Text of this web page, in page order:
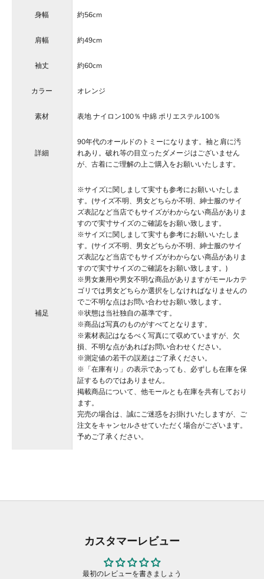
身幅 約56cm
肩幅 約49cm
袖丈 約60cm
カラー オレンジ
素材 表地 ナイロン100％ 中綿 ポリエステル100％
詳細
90年代のオールドのトミーになります。袖と肩に汚
れあり。破れ等の目立ったダメージはございません
が、古着にご理解の上ご購入をお願いいたします。
補足
※サイズに関しまして実寸も参考にお願いいたしま
す。(サイズ不明、男女どちらか不明、紳士服のサイ
ズ表記など当店でもサイズがわからない商品がありま
すので実寸サイズのご確認をお願い致します。
※サイズに関しまして実寸も参考にお願いいたしま
す。(サイズ不明、男女どちらか不明、紳士服のサイ
ズ表記など当店でもサイズがわからない商品がありま
すので実寸サイズのご確認をお願い致します。)
※男女兼用や男女不明な商品がありますがモールカテ
ゴリでは男女どちらか選択をしなければなりませんの
でご不明な点はお問い合わせお願い致します。
※状態は当社独自の基準です。
※商品は写真のものがすべてとなります。
※素材表記はなるべく写真にて収めていますが、欠
損、不明な点があればお問い合わせください。
※測定値の若干の誤差はご了承ください。
※「在庫有り」の表示であっても、必ずしも在庫を保
証するものではありません。
掲載商品について、他モールとも在庫を共有しており
ます。
完売の場合は、誠にご迷惑をお掛けいたしますが、ご
注文をキャンセルさせていただく場合がございます。
予めご了承ください。
カスタマーレビュー
最初のレビューを書きましょう